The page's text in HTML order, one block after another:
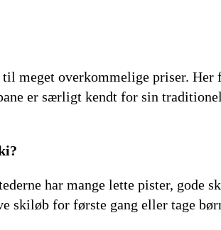
meget overkommelige priser.
er særligt kendt for sin
har mange lette pister, gode
for første gang eller tage